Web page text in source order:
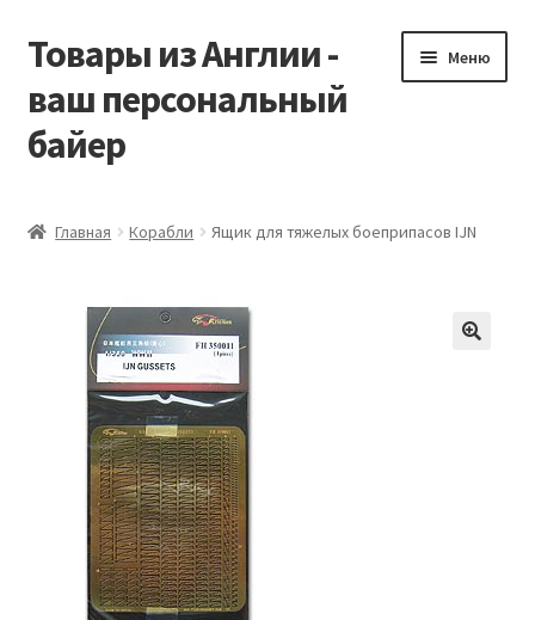
Перейти
навигации
Перейти
содержимому
Товары из Англии -
ваш персональный
байер
Меню
Заказать Vitabiotics
Контакты
Корзина
Мой аккаунт
Отзывы
Главная Корабли Ящик для тяжелых боеприпасов IJN